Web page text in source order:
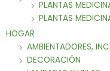
PLANTAS
PLANTAS
HOGAR
AMBIENTADORES,
DECORACIÓN